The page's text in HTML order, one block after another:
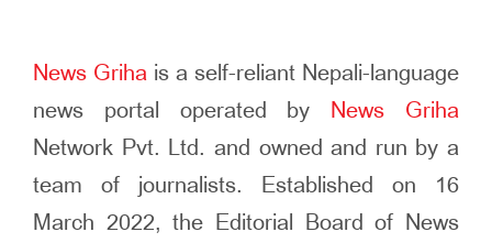
News Griha is a self-reliant Nepali-language
news portal operated by News Griha
Network Pvt. Ltd. and owned and run by a
team of journalists. Established on 16
March 2022, the Editorial Board of News